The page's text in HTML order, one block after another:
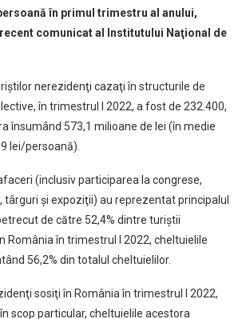
în primul trimestru al anului,
comunicat al Institutului Naţional de
nerezidenţi cazaţi în structurile de
în trimestrul I 2022, a fost de 232.400,
însumând 573,1 milioane de lei (în medie
lei/persoană).
(inclusiv participarea la congrese,
târguri şi expoziţii) au reprezentat principalul
de către 52,4% dintre turiştii
România în trimestrul I 2022, cheltuielile
56,2% din totalul cheltuielilor.
sosiţi în România în trimestrul I 2022,
scop particular, cheltuielile acestora